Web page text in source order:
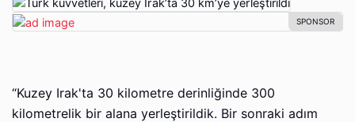
“Kuzey Irak'ta 30 kilometre derinliğinde 300
kilometrelik bir alana yerleştirildik. Bir sonraki adım